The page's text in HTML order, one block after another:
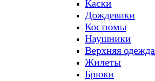
Каски
Дождевики
Костюмы
Наушники
Верхняя одежда
Жилеты
Брюки